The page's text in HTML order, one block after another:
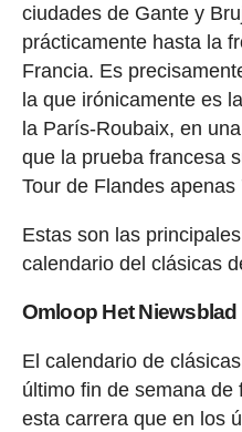
ciudades de Gante y
prácticamente hasta la
Francia. Es
la que irónicamente es
la París-Roubaix, en
que la prueba francesa
Tour de Flandes
Estas son las
calendario del clásicas
Omloop Het Niewsblad
El calendario de
último fin de semana
esta carrera que en los